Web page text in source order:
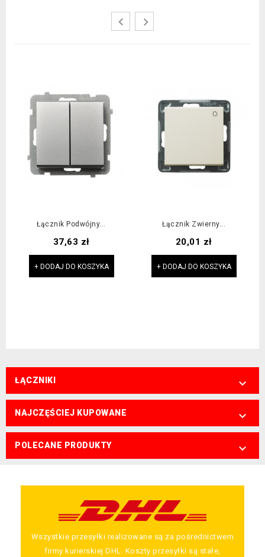
Łącznik Podwójny...
Cena
37,63 zł
+ DODAJ DO KOSZYKA
Łącznik Zwierny...
Cena
20,01 zł
+ DODAJ DO KOSZYKA
ŁĄCZNIKI 
NAJCZĘŚCIEJ KUPOWANE 
POLECANE PRODUKTY 
Wszystkie przesyłki realizowane są za pośrednictwem
firmy kurierskiej DHL. Koszty przesyłki są stałe,